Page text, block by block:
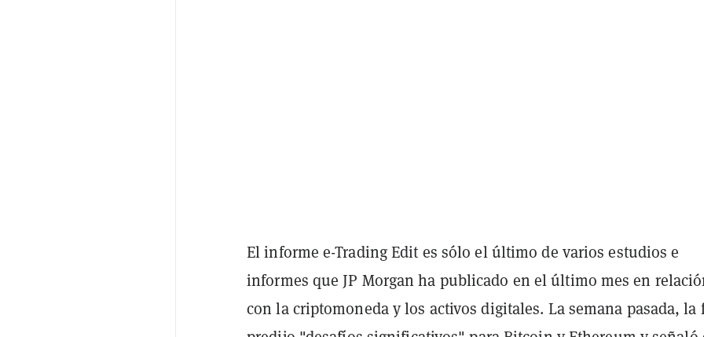
El informe e-Trading Edit es sólo el último de varios estudios e
informes que JP Morgan ha publicado en el último mes en
con la criptomoneda y los activos digitales. La semana pasada, la